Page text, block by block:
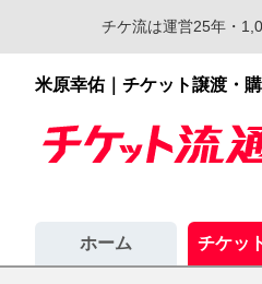
チケ流は運営25年・
米原幸佑｜チケット譲渡・
ホーム チケッ